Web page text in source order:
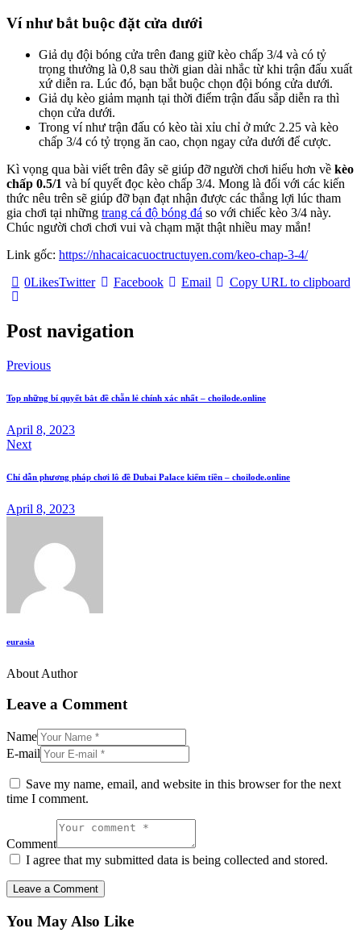
Ví như bắt buộc đặt cửa dưới
Giả dụ đội bóng cửa trên đang giữ kèo chấp 3/4 và có tỷ
trọng thưởng là 0,8 sau thời gian dài nhắc từ khi trận đấu xuất
xứ diễn ra. Lúc đó, bạn bắt buộc chọn đội bóng cửa dưới.
Giả dụ kèo giảm mạnh tại thời điểm trận đấu sắp diễn ra thì
chọn cửa dưới.
Trong ví như trận đấu có kèo tài xỉu chỉ ở mức 2.25 và kèo
chấp 3/4 có tỷ trọng ăn cao, chọn ngay cửa dưới để cược.
Kì vọng qua bài viết trên đây sẽ giúp đỡ người chơi hiểu hơn về kèo
chấp 0.5/1 và bí quyết đọc kèo chấp 3/4. Mong là đối với các kiến
thức nêu trên sẽ giúp đỡ bạn đạt nhận được các thắng lợi lúc tham
gia chơi tại những trang cá độ bóng đá so với chiếc kèo 3/4 này.
Chúc người chơi chơi vui và chạm mặt thật nhiều may mắn!
Link gốc: https://nhacaicacuoctructuyen.com/keo-chap-3-4/
0LikesTwitter Facebook Email Copy URL to clipboard
Post navigation
Previous
Top những bí quyết bắt đề chẵn lẻ chính xác nhất – choilode.online
April 8, 2023
Next
Chỉ dẫn phương pháp chơi lô đề Dubai Palace kiếm tiền – choilode.online
April 8, 2023
eurasia
About Author
Leave a Comment
Name
E-mail
Save my name, email, and website in this browser for the next
time I comment.
Comment
I agree that my submitted data is being collected and stored.
You May Also Like